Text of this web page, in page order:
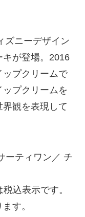
ズニーデザイン
が登場。2016
プクリームで
プクリームを
観を表現して
ティワン／ チ
込表示です。
す。